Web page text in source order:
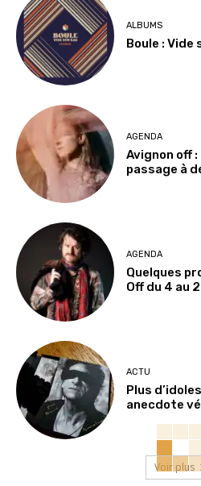
ALBUMS
Boule : Vide
AGENDA
Avignon off
passage à
AGENDA
Quelques
Off du 4 au
ACTU
Plus
anecdote
Voir plus